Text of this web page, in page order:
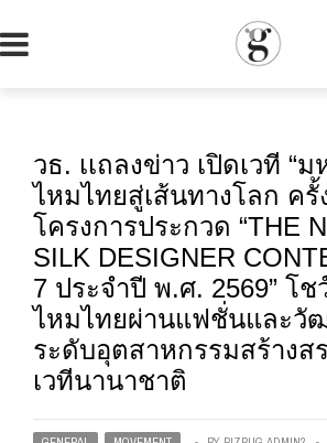
วธ. เเถลงข่าว เปิดเวที “
ไหมไทยสู่เส้นทางโลก ครั้
โครงการประกวด “THE
SILK DESIGNER
7 ประจำปี พ.ศ. 2569” โช
ไหมไทยผ่านแฟชั่นและวั
ระดับอุตสาหกรรมสร้างส
เวทีนานาชาติ